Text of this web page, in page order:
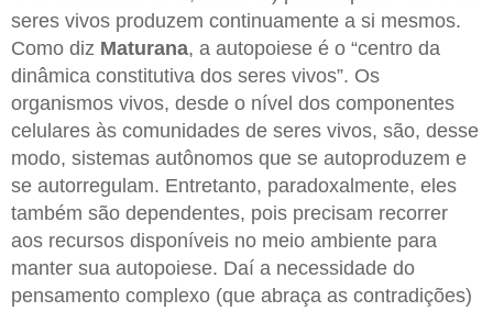
seres vivos produzem continuamente a si mesmos.
Como diz Maturana, a autopoiese é o “centro da
dinâmica constitutiva dos seres vivos”. Os
organismos vivos, desde o nível dos componentes
celulares às comunidades de seres vivos, são, desse
modo, sistemas autônomos que se autoproduzem e
se autorregulam. Entretanto, paradoxalmente, eles
também são dependentes, pois precisam recorrer
aos recursos disponíveis no meio ambiente para
manter sua autopoiese. Daí a necessidade do
pensamento complexo (que abraça as contradições)